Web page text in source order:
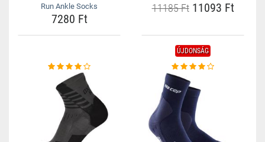
Run Ankle Socks
7280 Ft
11185 Ft11093 Ft
ÚJDONSÁG